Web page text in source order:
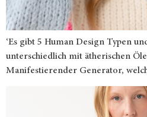
‘Es gibt 5 Human Design Typen
unterschiedlich mit ätherischen
Manifestierender Generator,